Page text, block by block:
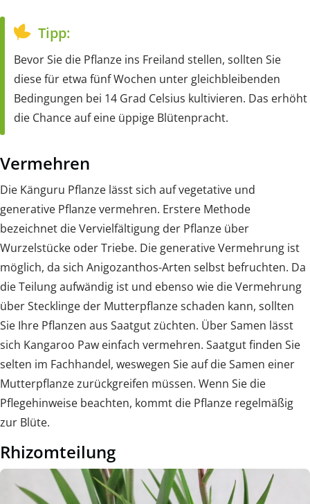
Tipp:
Bevor Sie die Pflanze ins Freiland stellen, sollten Sie
diese für etwa fünf Wochen unter gleichbleibenden
Bedingungen bei 14 Grad Celsius kultivieren. Das erhöht
die Chance auf eine üppige Blütenpracht.
Vermehren
Die Känguru Pflanze lässt sich auf vegetative und
generative Pflanze vermehren. Erstere Methode
bezeichnet die Vervielfältigung der Pflanze über
Wurzelstücke oder Triebe. Die generative Vermehrung ist
möglich, da sich Anigozanthos-Arten selbst befruchten. Da
die Teilung aufwändig ist und ebenso wie die Vermehrung
über Stecklinge der Mutterpflanze schaden kann, sollten
Sie Ihre Pflanzen aus Saatgut züchten. Über Samen lässt
sich Kangaroo Paw einfach vermehren. Saatgut finden Sie
selten im Fachhandel, weswegen Sie auf die Samen einer
Mutterpflanze zurückgreifen müssen. Wenn Sie die
Pflegehinweise beachten, kommt die Pflanze regelmäßig
zur Blüte.
Rhizomteilung